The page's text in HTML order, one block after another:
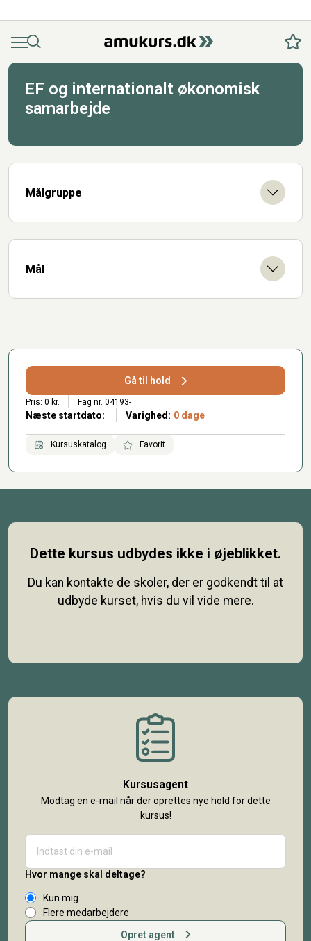
MenuSøg
EF og internationalt økonomisk
samarbejde
Målgruppe
Mål
Gå til hold
Pris: 0 kr. Fag nr. 04193-
Næste startdato: Varighed: 0 dage
Kursuskatalog Favorit
Dette kursus udbydes ikke i øjeblikket.
Du kan kontakte de skoler, der er godkendt til at
udbyde kurset, hvis du vil vide mere.
Kursusagent
Modtag en e-mail når der oprettes nye hold for dette
kursus!
Hvor mange skal deltage?
Kun mig
Flere medarbejdere
Opret agent